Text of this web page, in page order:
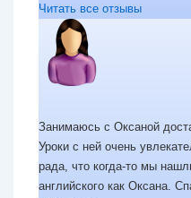
Читать все отзывы
Занимаюсь с Оксаной
Уроки с ней очень
рада, что когда-то мы
английского как Оксана.